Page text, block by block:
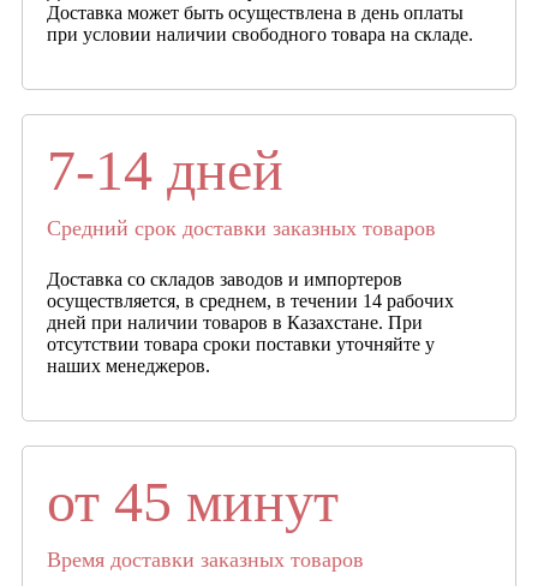
Доставка может быть осуществлена в день оплаты
при условии наличии свободного товара на складе.
7-14 дней
Средний срок доставки заказных товаров
Доставка со складов заводов и импортеров
осуществляется, в среднем, в течении 14 рабочих
дней при наличии товаров в Казахстане. При
отсутствии товара сроки поставки уточняйте у
наших менеджеров.
от 45 минут
Время доставки заказных товаров